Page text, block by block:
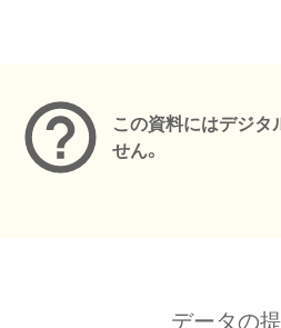
この資料にはデジタ
せん。
データの